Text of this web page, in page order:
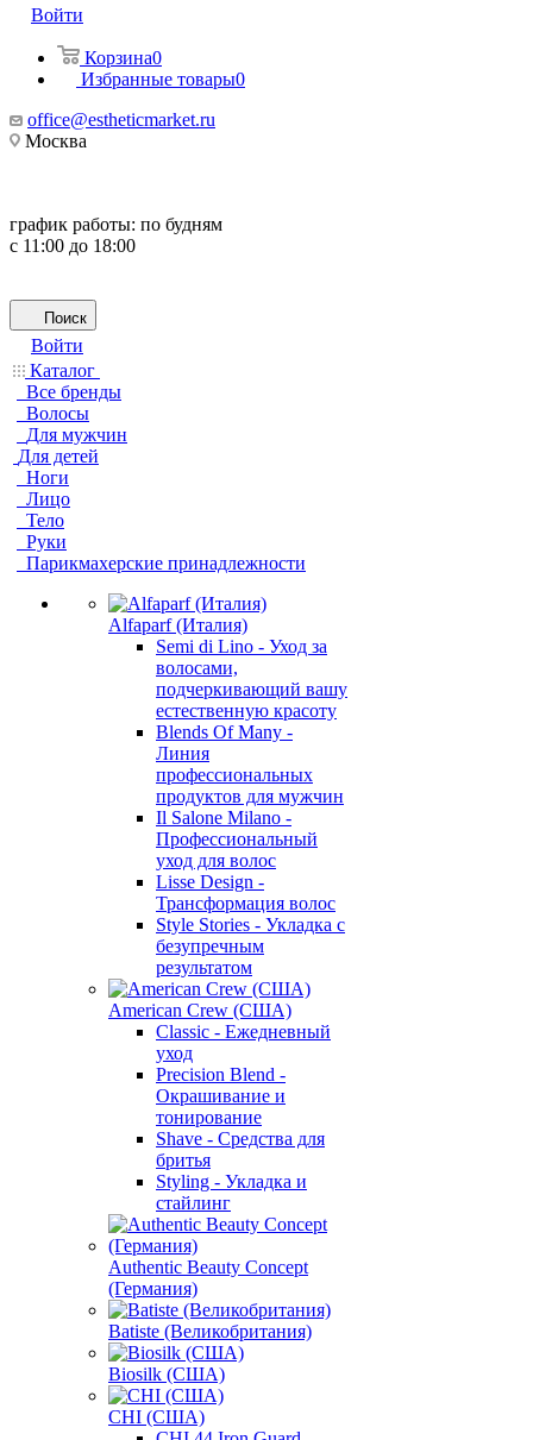
Войти
Корзина0
Избранные товары0
office@estheticmarket.ru
Москва
график работы: по будням
с 11:00 до 18:00
Поиск
Войти
Каталог
Все бренды
Волосы
Для мужчин
Для детей
Ноги
Лицо
Тело
Руки
Парикмахерские принадлежности
Alfaparf (Италия)
Semi di Lino - Уход за
волосами,
подчеркивающий вашу
естественную красоту
Blends Of Many -
Линия
профессиональных
продуктов для мужчин
Il Salone Milano -
Профессиональный
уход для волос
Lisse Design -
Трансформация волос
Style Stories - Укладка с
безупречным
результатом
American Crew (США)
Classic - Ежедневный
уход
Precision Blend -
Окрашивание и
тонирование
Shave - Средства для
бритья
Styling - Укладка и
стайлинг
Authentic Beauty Concept
(Германия)
Batiste (Великобритания)
Biosilk (США)
CHI (США)